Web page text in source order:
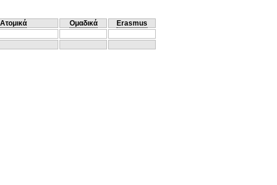
Ατομικά Ομαδικά
Erasmus